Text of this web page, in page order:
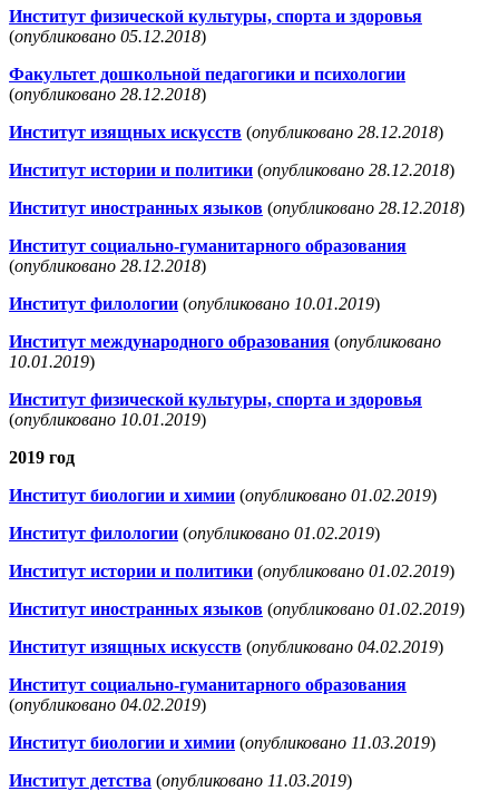
Институт физической культуры, спорта и здоровья
(опубликовано 05.12.2018)
Факультет дошкольной педагогики и психологии
(опубликовано 28.12.2018)
Институт изящных искусств (опубликовано 28.12.2018)
Институт истории и политики (опубликовано 28.12.2018)
Институт иностранных языков (опубликовано 28.12.2018)
Институт социально-гуманитарного образования
(опубликовано 28.12.2018)
Институт филологии (опубликовано 10.01.2019)
Институт международного образования (опубликовано
10.01.2019)
Институт физической культуры, спорта и здоровья
(опубликовано 10.01.2019)
2019 год
Институт биологии и химии (опубликовано 01.02.2019)
Институт филологии (опубликовано 01.02.2019)
Институт истории и политики (опубликовано 01.02.2019)
Институт иностранных языков (опубликовано 01.02.2019)
Институт изящных искусств (опубликовано 04.02.2019)
Институт социально-гуманитарного образования
(опубликовано 04.02.2019)
Институт биологии и химии (опубликовано 11.03.2019)
Институт детства (опубликовано 11.03.2019)